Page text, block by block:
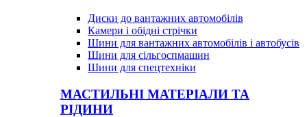
Диски до вантажних автомобілів
Камери і обідні стрічки
Шини для вантажних автомобілів і автобусів
Шини для сільгоспмашин
Шини для спецтехніки
МАСТИЛЬНІ МАТЕРІАЛИ ТА
РІДИНИ